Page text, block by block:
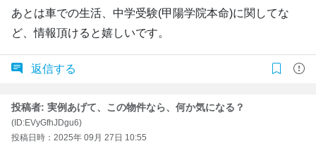
あとは車での生活、中学受験(甲陽学院本命)に関してな
ど、情報頂けると嬉しいです。
返信する
投稿者: 実例あげて、この物件なら、何か気になる？
(ID:EVyGfhJDgu6)
投稿日時：2025年 09月 27日 10:55